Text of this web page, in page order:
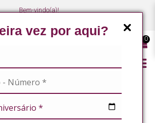
vez por aqui?
Bem-vindo(a)!
0